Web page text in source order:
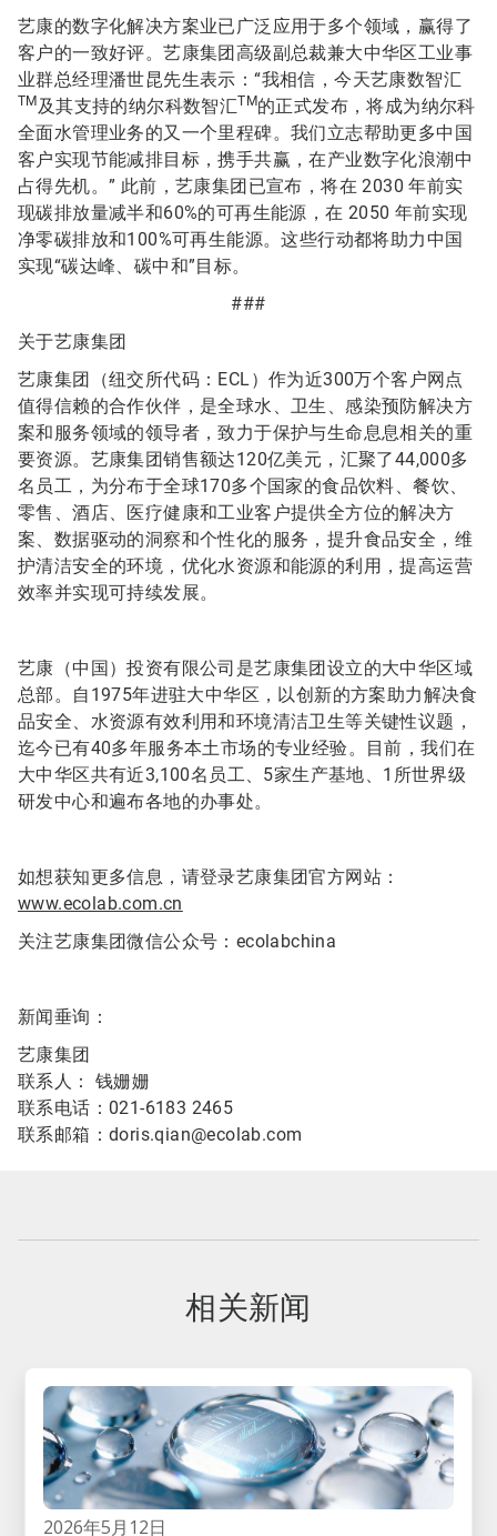
艺康的数字化解决方案业已广泛应用于多个领域，赢得了
客户的一致好评。艺康集团高级副总裁兼大中华区工业事
业群总经理潘世昆先生表示：“我相信，今天艺康数智汇
TM 及其支持的纳尔科数智汇TM的正式发布，将成为纳尔科
全面水管理业务的又一个里程碑。我们立志帮助更多中国
客户实现节能减排目标，携手共赢，在产业数字化浪潮中
占得先机。” 此前，艺康集团已宣布，将在 2030 年前实
现碳排放量减半和60%的可再生能源，在 2050 年前实现
净零碳排放和100%可再生能源。这些行动都将助力中国
实现“碳达峰、碳中和”目标。
###
关于艺康集团
艺康集团（纽交所代码：ECL）作为近300万个客户网点
值得信赖的合作伙伴，是全球水、卫生、感染预防解决方
案和服务领域的领导者，致力于保护与生命息息相关的重
要资源。艺康集团销售额达120亿美元，汇聚了44,000多
名员工，为分布于全球170多个国家的食品饮料、餐饮、
零售、酒店、医疗健康和工业客户提供全方位的解决方
案、数据驱动的洞察和个性化的服务，提升食品安全，维
护清洁安全的环境，优化水资源和能源的利用，提高运营
效率并实现可持续发展。
艺康（中国）投资有限公司是艺康集团设立的大中华区域
总部。自1975年进驻大中华区，以创新的方案助力解决食
品安全、水资源有效利用和环境清洁卫生等关键性议题，
迄今已有40多年服务本土市场的专业经验。目前，我们在
大中华区共有近3,100名员工、5家生产基地、1所世界级
研发中心和遍布各地的办事处。
如想获知更多信息，请登录艺康集团官方网站：
www.ecolab.com.cn
关注艺康集团微信公众号：ecolabchina
新闻垂询：
艺康集团
联系人： 钱姗姗
联系电话：021-6183 2465
联系邮箱：doris.qian@ecolab.com
相关新闻
2026年5月12日